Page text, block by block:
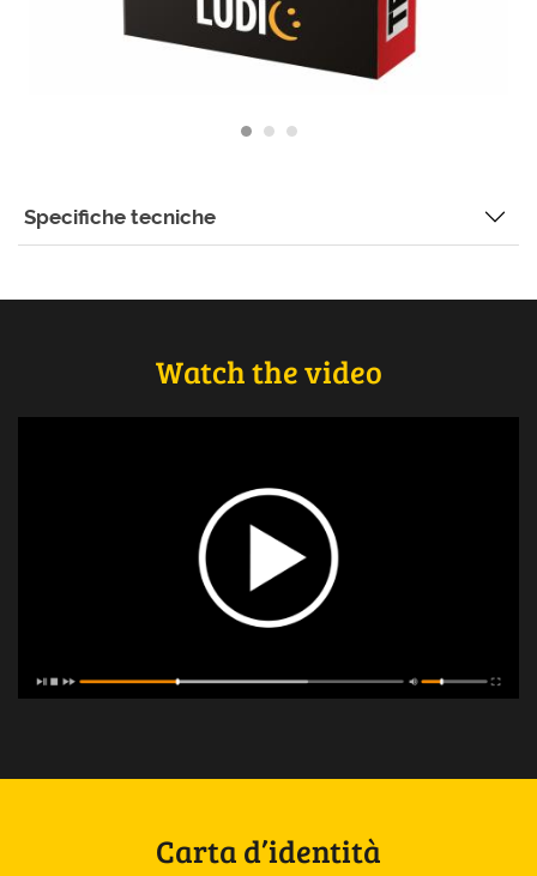
Specifiche tecniche
Watch the video
Carta d’identità